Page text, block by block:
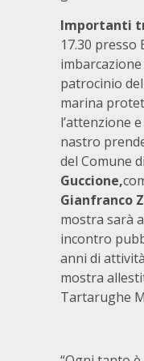
Importanti
17.30 presso
patrocinio
marina
l’attenzione
nastro
del Comune
Guccione,
Gianfranco
mostra sarà
incontro
anni di
mostra
Tartarughe